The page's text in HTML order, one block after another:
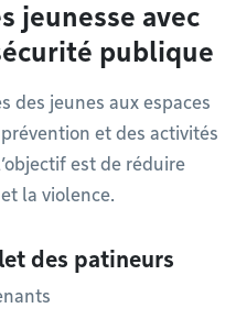
jeunesse avec
publique
des jeunes aux espaces
et des activités
est de réduire
la violence.
des patineurs